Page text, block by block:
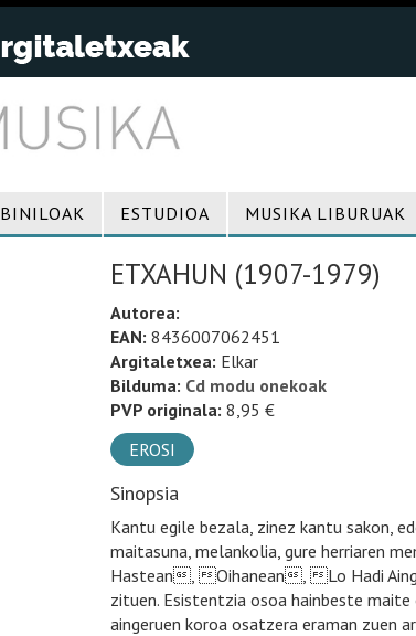
BINILOAK ESTUDIOA MUSIKA LIBURUAK
ETXAHUN (1907-1979)
Autorea:
EAN: 8436007062451
Argitaletxea: Elkar
Bilduma: Cd modu onekoak
PVP originala: 8,95 €
EROSI
Sinopsia
Kantu egile bezala, zinez kantu sakon,
maitasuna, melankolia, gure herriaren
Hastean, Oihanean, Lo Hadi
zituen. Esistentzia osoa hainbeste maite
aingeruen koroa osatzera eraman zuen